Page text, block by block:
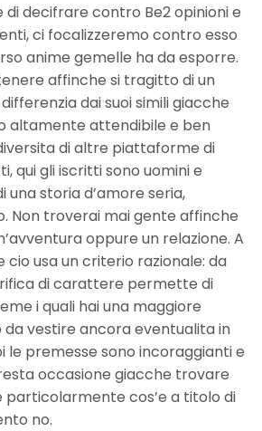
decifrare contro Be2 opinioni e
ci focalizzeremo contro esso
anime gemelle ha da esporre.
affinche si tragitto di un
dai suoi simili giacche
altamente attendibile e ben
di altre piattaforme di
qui gli iscritti sono uomini e
una storia d’amore seria,
Non troverai mai gente affinche
oppure un relazione. A
usa un criterio razionale: da
di carattere permette di
i quali hai una maggiore
vestire ancora eventualita in
le premesse sono incoraggianti e
occasione giacche trovare
particolarmente cos’e a titolo di
no.